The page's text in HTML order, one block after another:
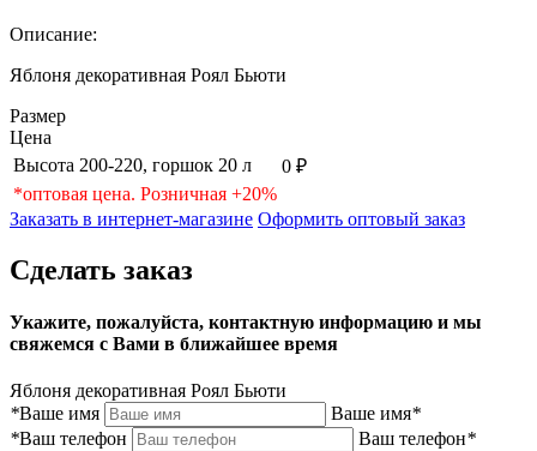
Описание:
Яблоня декоративная Роял Бьюти
Размер
Цена
Высота 200-220, горшок 20 л
0 ₽
*оптовая цена. Розничная +20%
Заказать в интернет-магазине Оформить оптовый заказ
Сделать заказ
Укажите, пожалуйста, контактную информацию и мы
свяжемся с Вами в ближайшее время
Яблоня декоративная Роял Бьюти
*Ваше имя Ваше имя*
*Ваш телефон Ваш телефон*